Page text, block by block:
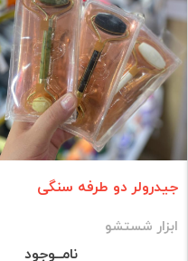
جیدرولر دو طرفه سنگی
ابزار شستشو
نامــوجود